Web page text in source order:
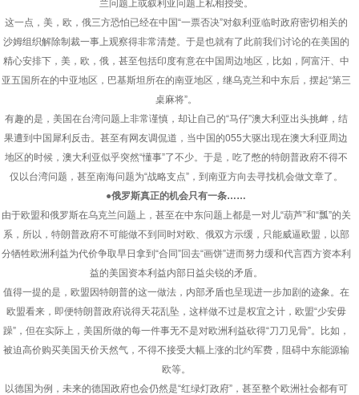
兰问题上或叙利亚问题上私相授受。
这一点，美，欧，俄三方恐怕已经在中国“一票否决”对叙利亚临时政府密切相关的
沙姆组织解除制裁一事上观察得非常清楚。于是也就有了此前我们讨论的在美国的
精心安排下，美，欧，俄，甚至包括印度有意在中国周边地区，比如，阿富汗、中
亚五国所在的中亚地区，巴基斯坦所在的南亚地区，继乌克兰和中东后，摆起“第三
桌麻将”。
有趣的是，美国在台湾问题上非常谨慎，却让自己的“马仔”澳大利亚出头挑衅，结
果遭到中国犀利反击。甚至有网友调侃道，当中国的055大驱出现在澳大利亚周边
地区的时候，澳大利亚似乎突然“懂事”了不少。于是，吃了憋的特朗普政府不得不
仅以台湾问题，甚至南海问题为“战略支点”，到南亚方向去寻找机会做文章了。
●俄罗斯真正的机会只有一条……
由于欧盟和俄罗斯在乌克兰问题上，甚至在中东问题上都是一对儿“葫芦”和“瓢”的关
系，所以，特朗普政府不可能做不到同时对欧、俄双方示缓，只能威逼欧盟，以部
分牺牲欧洲利益为代价争取早日拿到“合同”回去“画饼”进而努力缓和代言西方资本利
益的美国资本利益内部日益尖锐的矛盾。
值得一提的是，欧盟因特朗普的这一做法，内部矛盾也呈现进一步加剧的迹象。在
欧盟看来，即便特朗普政府说得天花乱坠，这样做不过是权宜之计，欧盟“少安毋
躁”，但在实际上，美国所做的每一件事无不是对欧洲利益砍得“刀刀见骨”。比如，
被迫高价购买美国天价天然气，不得不接受大幅上涨的北约军费，阻碍中东能源输
欧等。
以德国为例，未来的德国政府也会仍然是“红绿灯政府”，甚至整个欧洲社会都有可